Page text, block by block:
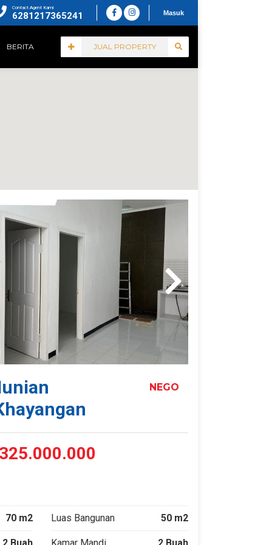
Contact Agent Kami
6281217365241 Masuk
JUAL PROPERTY
BERITA
NEGO
70 m2 Luas Bangunan 50 m2